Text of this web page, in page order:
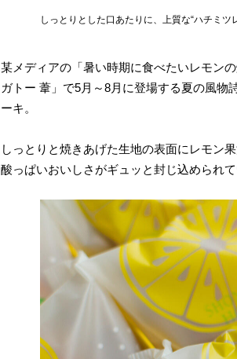
しっとりとした口あたりに、上質な“ハチミツ
某メディアの「暑い時期に食べたいレモン
ガトー 葦」で5月～8月に登場する夏の風
ーキ。
しっとりと焼きあげた生地の表面にレモン
酸っぱいおいしさがギュッと封じ込められて